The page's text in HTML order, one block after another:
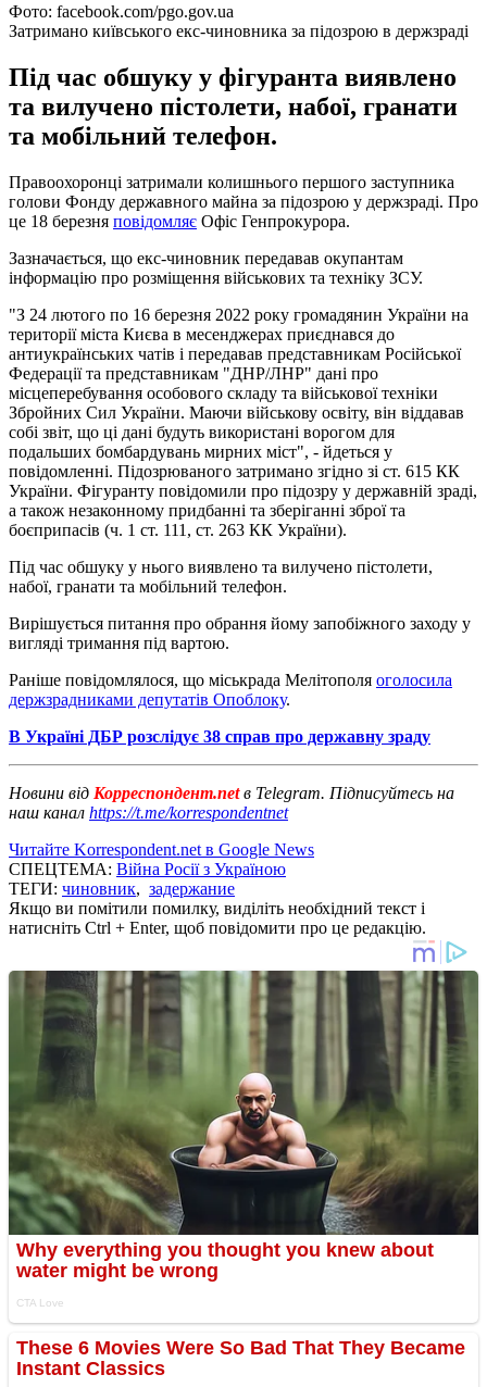
Фото: facebook.com/pgo.gov.ua
Затримано київського екс-чиновника за підозрою в держзраді
Під час обшуку у фігуранта виявлено
та вилучено пістолети, набої, гранати
та мобільний телефон.
Правоохоронці затримали колишнього першого заступника
голови Фонду державного майна за підозрою у держзраді. Про
це 18 березня повідомляє Офіс Генпрокурора.
Зазначається, що екс-чиновник передавав окупантам
інформацію про розміщення військових та техніку ЗСУ.
"З 24 лютого по 16 березня 2022 року громадянин України на
території міста Києва в месенджерах приєднався до
антиукраїнських чатів і передавав представникам Російської
Федерації та представникам "ДНР/ЛНР" дані про
місцеперебування особового складу та військової техніки
Збройних Сил України. Маючи військову освіту, він віддавав
собі звіт, що ці дані будуть використані ворогом для
подальших бомбардувань мирних міст", - йдеться у
повідомленні. Підозрюваного затримано згідно зі ст. 615 КК
України. Фігуранту повідомили про підозру у державній зраді,
а також незаконному придбанні та зберіганні зброї та
боєприпасів (ч. 1 ст. 111, ст. 263 КК України).
Під час обшуку у нього виявлено та вилучено пістолети,
набої, гранати та мобільний телефон.
Вирішується питання про обрання йому запобіжного заходу у
вигляді тримання під вартою.
Раніше повідомлялося, що міськрада Мелітополя оголосила
держзрадниками депутатів Опоблоку.
В Україні ДБР розслідує 38 справ про державну зраду
Новини від Корреспондент.netв Telegram. Підписуйтесь на
наш канал https://t.me/korrespondentnet
Читайте Korrespondent.net в Google News
СПЕЦТЕМА: Війна Росії з Україною
ТЕГИ: чиновник, задержание
Якщо ви помітили помилку, виділіть необхідний текст і
натисніть Ctrl + Enter, щоб повідомити про це редакцію.